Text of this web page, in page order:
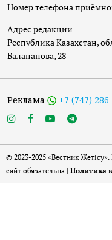
Номер телефона
Адрес редакции
Республика Казахстан,
Балапанова, 28
Реклама +7 (747) 286
© 2023-2025 «Вестник
сайт обязательна | Политика